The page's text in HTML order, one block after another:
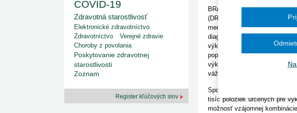
1. 7. 2026
redakcia
Ministerstvo zdravotníctva zverejnilo aktualizovaný
zoznam kategori...
29. 6. 2026
redakcia
Rezort zdravotníctva zverejnil zoznam
kategorizovaných špeciálnych ...
29. 6. 2026
redakcia
Výzva na podporu dostupnosti zdravotnej
starostlivosti v centrách z...
2015
implementáciu nových elektronických služieb v elektronickej
BRATISLAVA 2. septembra
(DRG) obsahuje množstvo
medicíne (SSUM), ktorá so
diagnostické metódy, si
výkony, na strane druhej
popis nie je medicínsky
výkonov (opakovateľnosť,
vážnym kolíznym situáciám a
Spoločnosť kritizuje aj druhú,
tisíc položiek určených pre
možnosť vzájomnej
COVID-19
Zdravotná starostlivosť
Elektronické zdravotníctvo
Zdravotníctvo
Verejné zdravie
Choroby z povolania
Poskytovanie zdravotnej
starostlivosti
Zoznam
Register kľúčových slov